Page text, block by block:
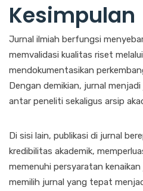
Kesimpulan
Jurnal ilmiah berfungsi
memvalidasi kualitas riset melalui
mendokumentasikan
Dengan demikian, jurnal
antar peneliti sekaligus arsip
Di sisi lain, publikasi di jurnal
kredibilitas akademik,
memenuhi persyaratan
memilih jurnal yang tepat